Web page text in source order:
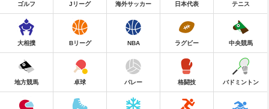
ゴルフ Jリーグ 海外サッカー 日本代表 テニス
大相撲 Bリーグ NBA ラグビー 中央競馬
地方競馬 卓球 バレー 格闘技 バドミントン